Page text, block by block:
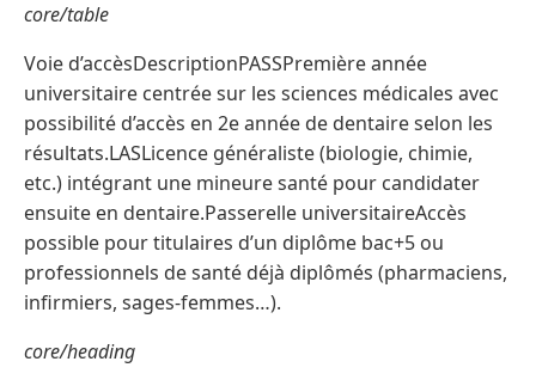
core/table
Voie d’accèsDescriptionPASSPremière année
universitaire centrée sur les sciences médicales avec
possibilité d’accès en 2e année de dentaire selon les
résultats.LASLicence généraliste (biologie, chimie,
etc.) intégrant une mineure santé pour candidater
ensuite en dentaire.Passerelle universitaireAccès
possible pour titulaires d’un diplôme bac+5 ou
professionnels de santé déjà diplômés (pharmaciens,
infirmiers, sages-femmes…).
core/heading